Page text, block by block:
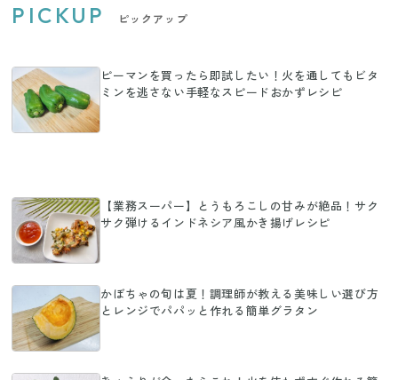
PICKUP ピックアップ
ピーマンを買ったら即試したい！火を通してもビタ
ミンを逃さない手軽なスピードおかずレシピ
【業務スーパー】とうもろこしの甘みが絶品！サク
サク弾けるインドネシア風かき揚げレシピ
かぼちゃの旬は夏！調理師が教える美味しい選び方
とレンジでパパッと作れる簡単グラタン